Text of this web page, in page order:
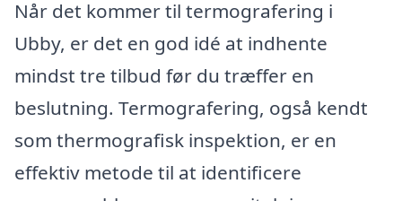
Når det kommer til termografering i
Ubby, er det en god idé at indhente
mindst tre tilbud før du træffer en
beslutning. Termografering, også kendt
som thermografisk inspektion, er en
effektiv metode til at identificere